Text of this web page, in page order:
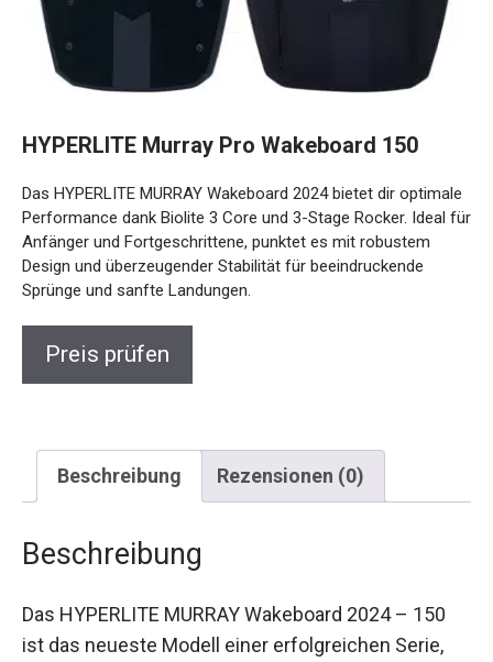
optimale Performance dank Biolite 3 Core und 3-Stage
Rocker. Ideal für Anfänger und Fortgeschrittene, punktet es
mit robustem Design und überzeugender Stabilität für
beeindruckende Sprünge und sanfte Landungen.
Preis prüfen
Beschreibung Rezensionen (0)
ist das neueste Modell einer erfolgreichen Serie,
die in Zusammenarbeit mit Wakeboard-Legende